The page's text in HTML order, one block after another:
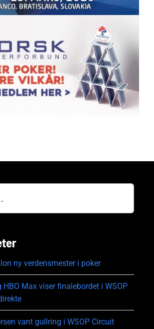
ny verdensmester i poker
HBO Max viser finalebordet i WSOP
vant gullring i WSOP Circuit